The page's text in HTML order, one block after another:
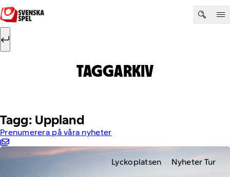
Hoppa till innehåll
Sök efter:
TAGGARKIV
Tagg: Uppland
Prenumerera på våra nyheter
Lyckoplatsen Nyheter Tur